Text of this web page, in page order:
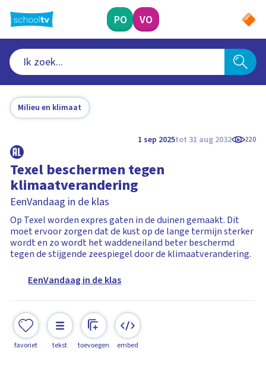
naar
hoofdinhoud
PO VO
Milieu en klimaat
1 sep 2025tot 31 aug 2032 220
Texel beschermen tegen
klimaatverandering
EenVandaag in de klas
Op Texel worden expres gaten in de duinen gemaakt. Dit
moet ervoor zorgen dat de kust op de lange termijn sterker
wordt en zo wordt het waddeneiland beter beschermd
tegen de stijgende zeespiegel door de klimaatverandering.
EenVandaag in de klas
favoriet tekst toevoegen embed